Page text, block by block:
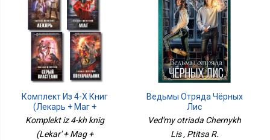
Комплект Из 4-Х Книг
(Лекарь + Маг +
Военачальник + Серый
Властелин)
Komplekt iz 4-kh knig
(Lekar' + Mag +
Ведьмы Отряда Чёрных
Лис
Ved'my otriada Chernykh
Lis , Ptitsa R.